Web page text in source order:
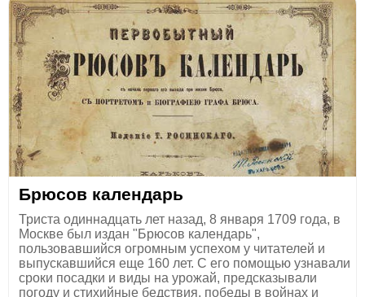
Брюсов календарь
Триста одиннадцать лет назад, 8 января 1709 года, в
Москве был издан "Брюсов календарь",
пользовавшийся огромным успехом у читателей и
выпускавшийся еще 160 лет. С его помощью узнавали
сроки посадки и виды на урожай, предсказывали
погоду и стихийные бедствия, победы в войнах и